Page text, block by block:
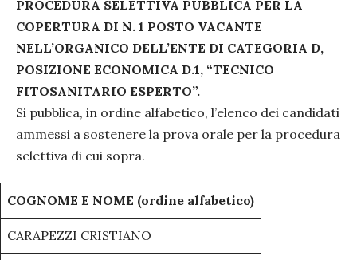
PROCEDURA SELETTIVA PUBBLICA PER LA
COPERTURA DI N. 1 POSTO VACANTE
NELL’ORGANICO DELL’ENTE DI CATEGORIA D,
POSIZIONE ECONOMICA D.1, “TECNICO
FITOSANITARIO ESPERTO”.
Si pubblica, in ordine alfabetico, l’elenco dei candidati
ammessi a sostenere la prova orale per la procedura
selettiva di cui sopra.
COGNOME E NOME (ordine alfabetico)
CARAPEZZI CRISTIANO